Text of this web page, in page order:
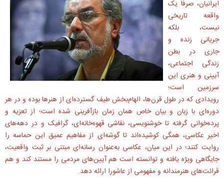
ایرانیان، صرفاً یک
واقعه تاریخی
نیست، بلکه
جریانی زنده و
جاری در بطن
زندگی اجتماعی،
آیینی و هنری این
سرزمین است؛
رویدادی که در طول قرن‌ها، الهام‌بخش طیف گسترده‌ای از هنرها بوده و در هر
دوره‌ای با زبان و بیان خاص همان زمان بازآفرینی شده است؛ از تعزیه و
پرده‌خوانی گرفته تا خوشنویسی، نقاشی قهوه‌خانه‌ای، گرافیک و در دهه‌های
اخیر عکاسی، همگی کوشیده‌اند تا گوشه‌ای از مفاهیم عمیق این حماسه را
روایت کنند؛ در این میان، عکاسی به‌عنوان رسانه‌ای مبتنی بر ثبت واقعیت،
جایگاهی ویژه یافته و توانسته است هم آیین‌های مردمی را مستند کند و هم
قرائت‌های هنرمندانه و مفهومی از عاشورا ارائه دهد.